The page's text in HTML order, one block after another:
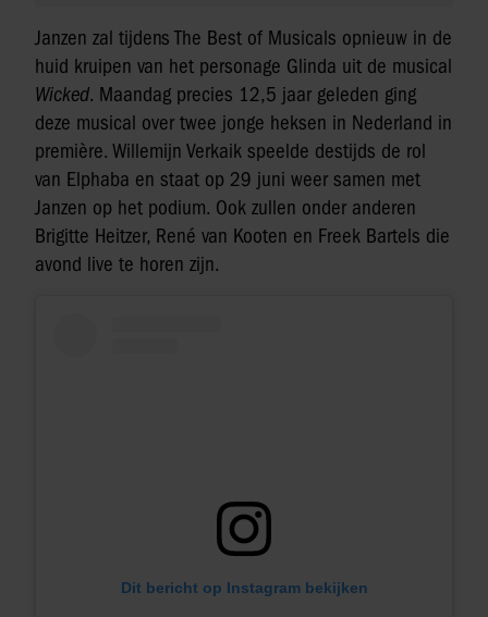
Janzen zal tijdens The Best of Musicals opnieuw in de
huid kruipen van het personage Glinda uit de musical
Wicked. Maandag precies 12,5 jaar geleden ging
deze musical over twee jonge heksen in Nederland in
première. Willemijn Verkaik speelde destijds de rol
van Elphaba en staat op 29 juni weer samen met
Janzen op het podium. Ook zullen onder anderen
Brigitte Heitzer, René van Kooten en Freek Bartels die
avond live te horen zijn.
Dit bericht op Instagram bekijken